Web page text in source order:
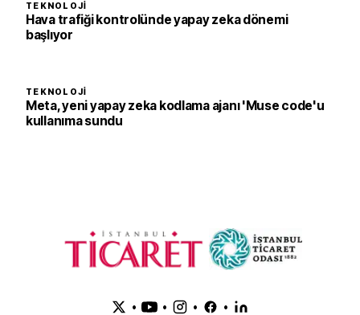
TEKNOLOJI
Hava trafiği kontrolünde yapay zeka dönemi
başlıyor
TEKNOLOJI
Meta, yeni yapay zeka kodlama ajanı 'Muse code'u
kullanıma sundu
• • • •